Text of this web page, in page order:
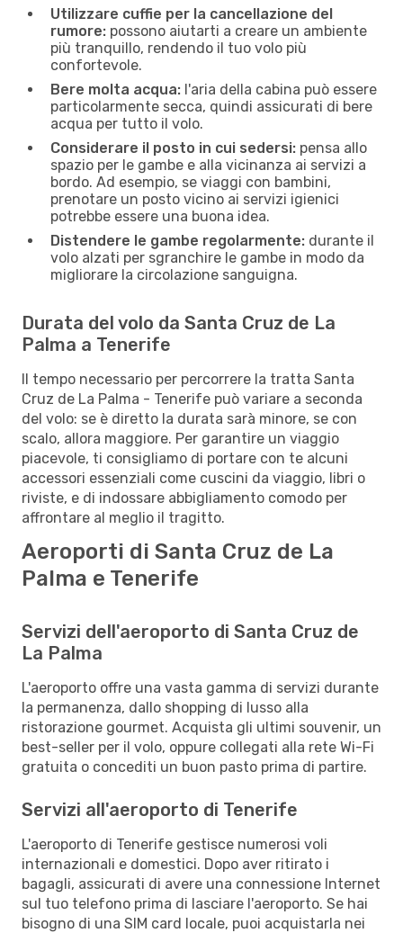
Utilizzare cuffie per la cancellazione del
rumore: possono aiutarti a creare un ambiente
più tranquillo, rendendo il tuo volo più
confortevole.
Bere molta acqua: l'aria della cabina può essere
particolarmente secca, quindi assicurati di bere
acqua per tutto il volo.
Considerare il posto in cui sedersi: pensa allo
spazio per le gambe e alla vicinanza ai servizi a
bordo. Ad esempio, se viaggi con bambini,
prenotare un posto vicino ai servizi igienici
potrebbe essere una buona idea.
Distendere le gambe regolarmente: durante il
volo alzati per sgranchire le gambe in modo da
migliorare la circolazione sanguigna.
Durata del volo da Santa Cruz de La
Palma a Tenerife
Il tempo necessario per percorrere la tratta Santa
Cruz de La Palma - Tenerife può variare a seconda
del volo: se è diretto la durata sarà minore, se con
scalo, allora maggiore. Per garantire un viaggio
piacevole, ti consigliamo di portare con te alcuni
accessori essenziali come cuscini da viaggio, libri o
riviste, e di indossare abbigliamento comodo per
affrontare al meglio il tragitto.
Aeroporti di Santa Cruz de La
Palma e Tenerife
Servizi dell'aeroporto di Santa Cruz de
La Palma
L'aeroporto offre una vasta gamma di servizi durante
la permanenza, dallo shopping di lusso alla
ristorazione gourmet. Acquista gli ultimi souvenir, un
best-seller per il volo, oppure collegati alla rete Wi-Fi
gratuita o concediti un buon pasto prima di partire.
Servizi all'aeroporto di Tenerife
L'aeroporto di Tenerife gestisce numerosi voli
internazionali e domestici. Dopo aver ritirato i
bagagli, assicurati di avere una connessione Internet
sul tuo telefono prima di lasciare l'aeroporto. Se hai
bisogno di una SIM card locale, puoi acquistarla nei